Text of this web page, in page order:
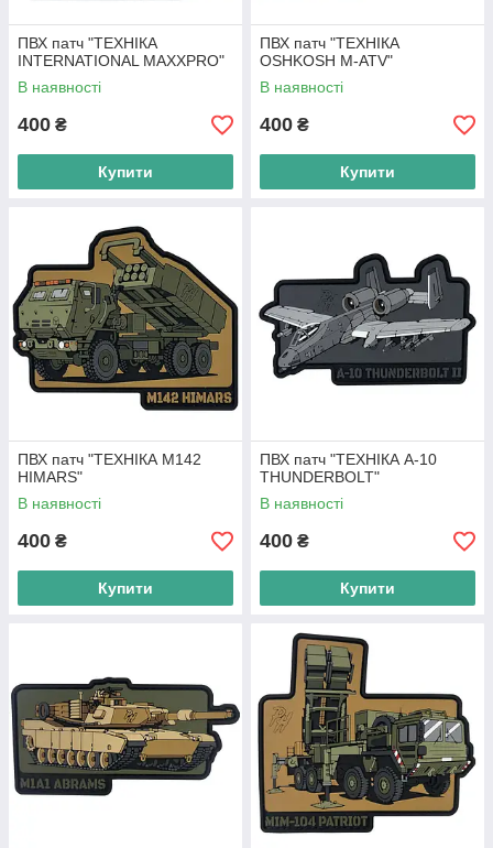
ПВХ патч "ТЕХНІКА
INTERNATIONAL MAXXPRO"
В наявності
400 ₴
Купити
ПВХ патч "ТЕХНІКА
OSHKOSH M-ATV"
В наявності
400 ₴
Купити
ПВХ патч "ТЕХНІКА M142
HIMARS"
В наявності
400 ₴
Купити
ПВХ патч "ТЕХНІКА A-10
THUNDERBOLT"
В наявності
400 ₴
Купити